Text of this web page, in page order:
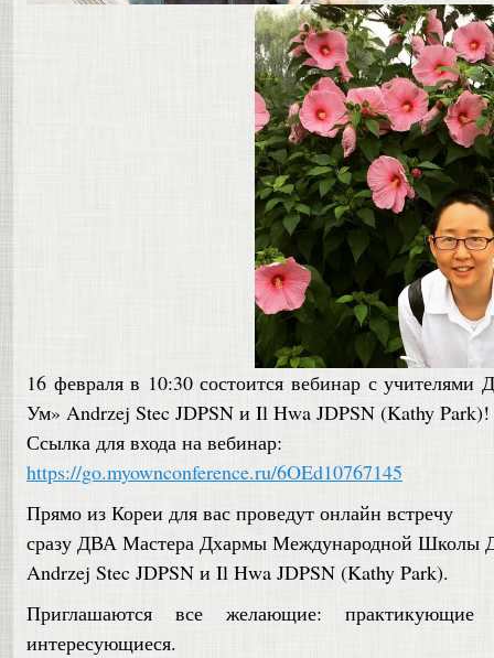
16 февраля в 10:30 состоится вебинар с
Ум» Andrzej Stec JDPSN и Il Hwa JDPSN (Kathy Park)!
Ссылка для входа на вебинар:
https://go.myownconference.ru/6OEd10767145
Прямо из Кореи для вас проведут онлайн встречу
сразу ДВА Мастера Дхармы Международной Школы
Andrzej Stec JDPSN и Il Hwa JDPSN (Kathy Park).
Приглашаются все желающие:
интересующиеся.